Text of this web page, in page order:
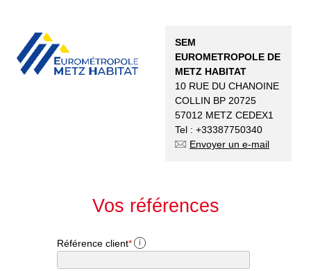
SEM
EUROMETROPOLE DE
METZ HABITAT
10 RUE DU CHANOINE
COLLIN BP 20725
57012 METZ CEDEX1
Tel : +33387750340
Envoyer un e-mail
Vos références
Référence client* i